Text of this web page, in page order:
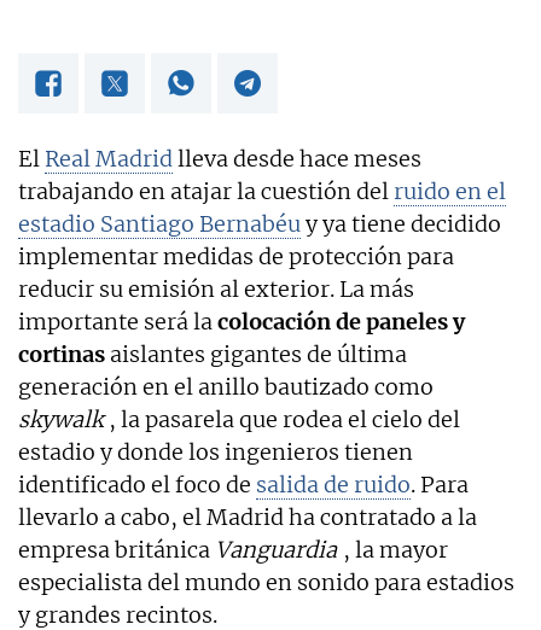
El Real Madridlleva desde hace meses
trabajando en atajar la cuestión del ruido en el
estadio Santiago Bernabéuy ya tiene decidido
implementar medidas de protección para
reducir su emisión al exterior. La más
importante será lacolocación de paneles y
cortinas aislantes gigantes de última
generación en el anillo bautizado como
skywalk , la pasarela que rodea el cielo del
estadio y donde los ingenieros tienen
identificado el foco de salida de ruido. Para
llevarlo a cabo, el Madrid ha contratado a la
empresa británica Vanguardia , la mayor
especialista del mundo en sonido para estadios
y grandes recintos.